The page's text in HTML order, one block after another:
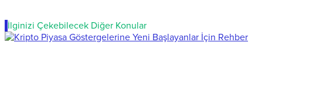
İlginizi Çekebilecek Diğer Konular